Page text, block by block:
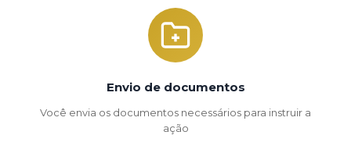
Envio de documentos
Você envia os documentos necessários para instruir a
ação